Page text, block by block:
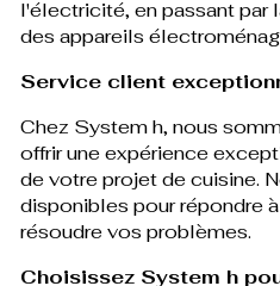
l'électricité, en passant par
des appareils
Service client
Chez System h, nous
offrir une expérience
de votre projet de cuisine.
disponibles pour répondre
résoudre vos problèmes.
Choisissez System h